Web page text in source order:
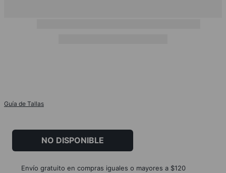
Guía de Tallas
NO DISPONIBLE
Envío gratuito en compras iguales o mayores a $120